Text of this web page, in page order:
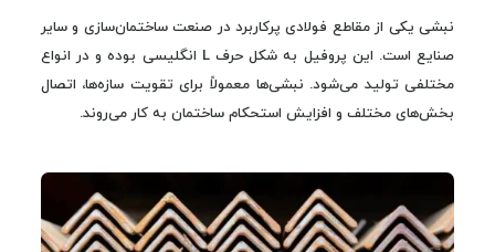
نبشی یکی از مقاطع فولادی پرکاربرد در صنعت ساختمان‌سازی و سایر
صنایع است. این پروفیل به شکل حرف L انگلیسی بوده و در انواع
مختلفی تولید می‌شود. نبشی‌ها معمولاً برای تقویت سازه‌ها، اتصال
بخش‌های مختلف و افزایش استحکام ساختمان به کار می‌روند.